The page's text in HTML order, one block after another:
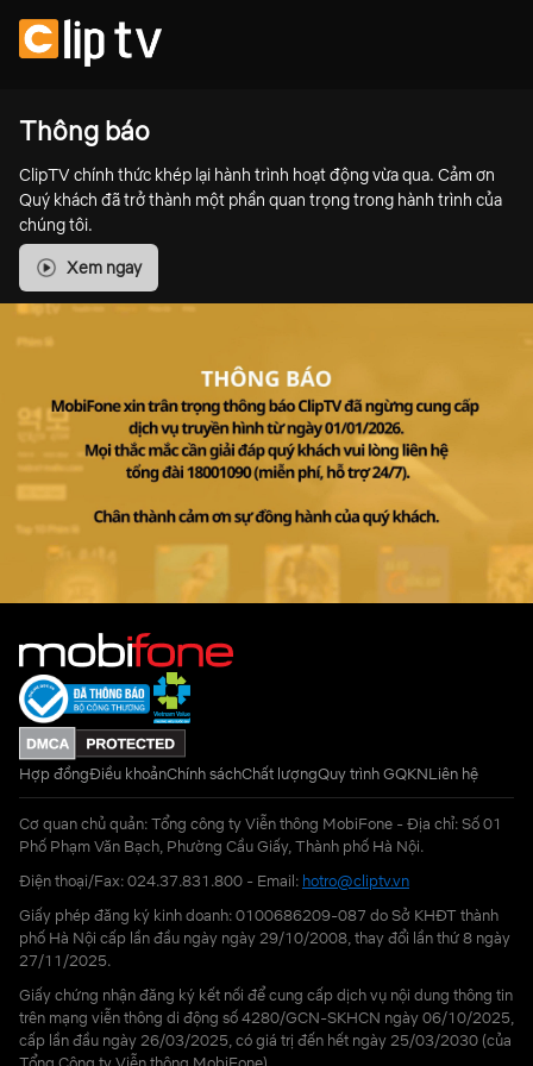
Thông báo
ClipTV chính thức khép lại hành trình hoạt động vừa qua. Cảm ơn
Quý khách đã trở thành một phần quan trọng trong hành trình của
chúng tôi.
Xem ngay
Hợp đồngĐiều khoảnChính sáchChất lượngQuy trình GQKNLiên hệ
Cơ quan chủ quản: Tổng công ty Viễn thông MobiFone - Địa chỉ: Số 01
Phố Phạm Văn Bạch, Phường Cầu Giấy, Thành phố Hà Nội.
Điện thoại/Fax: 024.37.831.800 - Email: hotro@cliptv.vn
Giấy phép đăng ký kinh doanh: 0100686209-087 do Sở KHĐT thành
phố Hà Nội cấp lần đầu ngày ngày 29/10/2008, thay đổi lần thứ 8 ngày
27/11/2025.
Giấy chứng nhận đăng ký kết nối để cung cấp dịch vụ nội dung thông tin
trên mạng viễn thông di động số 4280/GCN-SKHCN ngày 06/10/2025,
cấp lần đầu ngày 26/03/2025, có giá trị đến hết ngày 25/03/2030 (của